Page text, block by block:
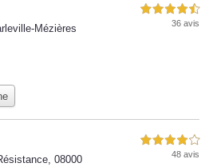
Mézières
4,5 étoiles sur 5
36 avis
08000
4,0 étoiles sur 5
48 avis